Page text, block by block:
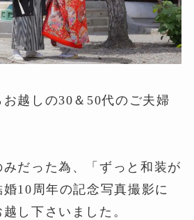
越しの30＆50代のご夫婦
だった為、「ずっと和装が
10周年の記念写真撮影に
し下さいました。